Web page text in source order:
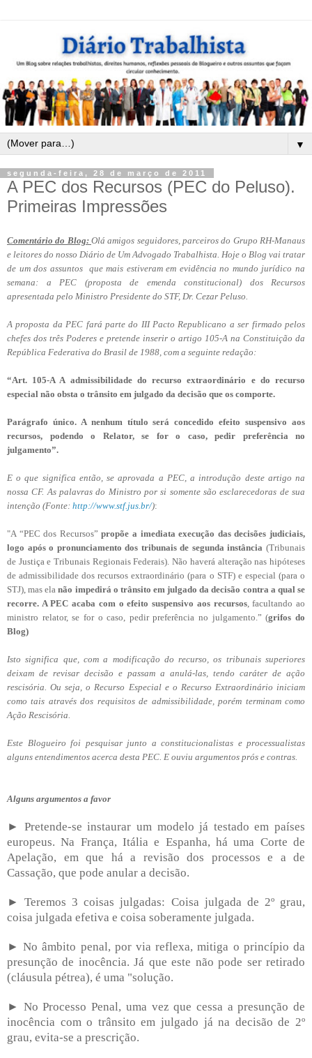
▼
segunda-feira, 28 de março de 2011
A PEC dos Recursos (PEC do Peluso).
Primeiras Impressões
Comentário do Blog: Olá amigos seguidores, parceiros do Grupo RH-Manaus
e leitores do nosso Diário de Um Advogado Trabalhista. Hoje o Blog vai tratar
de um dos assuntos
que mais estiveram em evidência no mundo jurídico na
semana: a PEC (proposta de emenda constitucional) dos Recursos
apresentada pelo Ministro Presidente do STF, Dr. Cezar Peluso.
A proposta da PEC fará parte do III Pacto Republicano a ser firmado pelos
chefes dos três Poderes e pretende inserir o artigo 105-A na Constituição da
República Federativa do Brasil de 1988, com a seguinte redação:
“Art. 105-A A admissibilidade do recurso extraordinário e do recurso
especial não obsta o trânsito em julgado da decisão que os comporte.
Parágrafo único. A nenhum título será concedido efeito suspensivo aos
recursos, podendo o Relator, se for o caso, pedir preferência no
julgamento”.
E o que significa então, se aprovada a PEC, a introdução deste artigo na
nossa CF. As palavras do Ministro por si somente são esclarecedoras de sua
intenção (Fonte: http://www.stf.jus.br/):
"A “PEC dos Recursos”propõe a imediata execução das decisões judiciais,
logo após o pronunciamento dos tribunais de segunda instância (Tribunais
de Justiça e Tribunais Regionais Federais). Não haverá alteração nas hipóteses
de admissibilidade dos recursos extraordinário (para o STF) e especial (para o
STJ), mas elanão impedirá o trânsito em julgado da decisão contra a qual se
recorre. A PEC acaba com o efeito suspensivo aos recursos, facultando ao
ministro relator, se for o caso, pedir preferência no julgamento.” (grifos do
Blog)
Isto significa que, com a modificação do recurso, os tribunais superiores
deixam de revisar decisão e passam a anulá-las, tendo caráter de ação
rescisória. Ou seja, o Recurso Especial e o Recurso Extraordinário iniciam
como tais através dos requisitos de admissibilidade, porém terminam como
Ação Rescisória.
Este Blogueiro foi pesquisar junto a constitucionalistas e processualistas
alguns entendimentos acerca desta PEC. E ouviu argumentos prós e contras.
Alguns argumentos a favor
► Pretende-se instaurar um modelo já testado em países
europeus. Na França, Itália e Espanha, há uma Corte de
Apelação, em que há a revisão dos processos e a de
Cassação, que pode anular a decisão.
► Teremos 3 coisas julgadas: Coisa julgada de 2º grau,
coisa julgada efetiva e coisa soberamente julgada.
► No âmbito penal, por via reflexa, mitiga o princípio da
presunção de inocência. Já que este não pode ser retirado
(cláusula pétrea), é uma "solução.
► No Processo Penal, uma vez que cessa a presunção de
inocência com o trânsito em julgado já na decisão de 2º
grau, evita-se a prescrição.